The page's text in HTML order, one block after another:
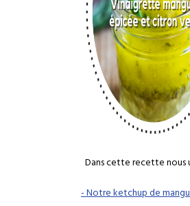
Dans cette recette nous
- Notre ketchup de